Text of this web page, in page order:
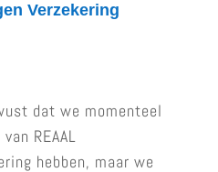
Verzekering
dat we momenteel
REAAL
hebben, maar we